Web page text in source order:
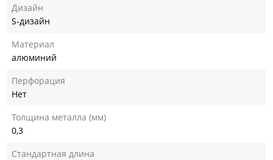
Дизайн
S-дизайн
Материал
алюминий
Перфорация
Нет
Толщина металла (мм)
0,3
Стандартная длина